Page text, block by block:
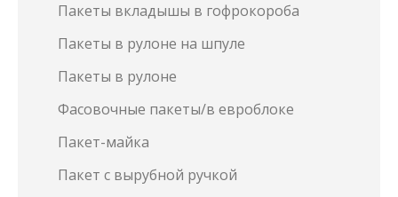
Пакеты вкладышы в гофрокороба
Пакеты в рулоне на шпуле
Пакеты в рулоне
Фасовочные пакеты/в евроблоке
Пакет-майка
Пакет с вырубной ручкой